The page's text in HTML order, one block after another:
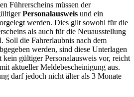
Führerscheins müssen der
Personalausweis und ein
werden. Dies gilt sowohl für die
als auch für die Neuausstellung
Soll die Fahrerlaubnis nach dem
werden, sind diese Unterlagen
gültiger Personalausweis vor, reicht
aktueller Meldebescheinigung aus.
darf jedoch nicht älter als 3 Monate